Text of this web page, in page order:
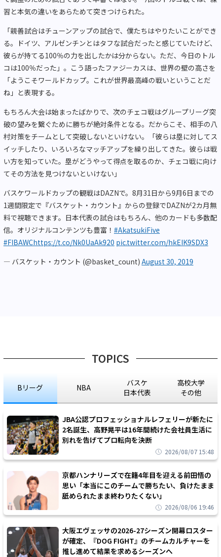
習と本気の違いをあらためて突きつけられた。
「親善試合はチューンアップの試合で、僕たちはやりたいことができ
る。ドイツ、アルゼンチンとはタフな試合だったと感じていたけど、
彼らが持てる100％の力を出したかは分からない。ただ、今日のトル
コは100％だった」。こう語ったファジーカスは、世界の壁の高さを
「ようこそワールドカップ。これが世界最高峰の戦いということだ
ね」と表現する。
もちろん大会は始まったばかりで、次のチェコ戦はグループリーグ突
破の望みを繋ぐために勝ちが絶対条件となる。だからこそ、相手の八
村対策をチームとして突破しないといけない。「彼らは塁に対してス
イッチしたり、いろいろなマッチアップを繰り出してきた。彼らは戦
い方を知っていた。塁がどうやって得点を取るのか、チェコ戦に向け
てその方法を見つけないといけない」
バスケワールドカップの観戦はDAZNで。8月31日から9月6日までの
1週間限定で『バスケット・カウント』からの登録でDAZNが2カ月無
料で視聴できます。日本代表の試合はもちろん、他のカードも多数配
信。オリジナルコンテンツも豊富！ #AkatsukiFive
#FIBAWChttps://t.co/Nk0UaAk920 pic.twitter.com/hkEIK9SDX3
— バスケット・カウント (@basket_count) August 30, 2019
TOPICS
Bリーグ NBA
バスケ
日本代表
高校大学
その他
JBA公認プロフェッショナルレフェリーが新たに
2名誕生、高野晃平は16年間続けた会社員生活に
別れを告げてプロ転向を決断
2026/08/07 15:48
京都ハンナリーズで在籍4年目を迎える前田悟の
思い「本当にこのチームで勝ちたい、負けたまま
舐められたまま終わりたくない」
2026/08/06 19:46
大阪エヴェッサの2026-27シーズン開幕ロスター
が確定、『DOG FIGHT』のチームカルチャーを
推し進めて結果を求めるシーズンへ